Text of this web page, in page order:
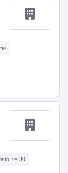
>= 30